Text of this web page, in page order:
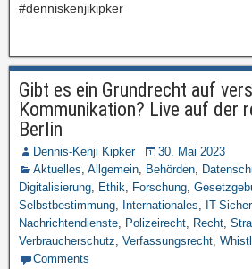
#denniskenjikipker
Gibt es ein Grundrecht auf
Kommunikation? Live auf der
Berlin
Dennis-Kenji Kipker
30. Mai 2023
Aktuelles, Allgemein, Behörden,
Digitalisierung, Ethik, Forschung,
Selbstbestimmung, Internationales, IT-
Nachrichtendienste, Polizeirecht, Recht,
Verbraucherschutz, Verfassungsrecht,
Comments